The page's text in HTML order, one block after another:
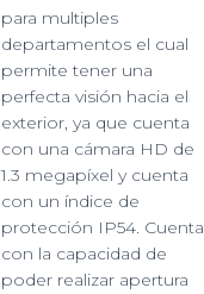
para multiples
departamentos el cual
permite tener una
perfecta visión hacia el
exterior, ya que cuenta
con una cámara HD de
1.3 megapíxel y cuenta
con un índice de
protección IP54. Cuenta
con la capacidad de
poder realizar apertura